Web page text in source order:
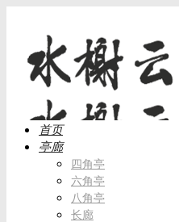
首页
亭廊
四角亭
六角亭
八角亭
长廊